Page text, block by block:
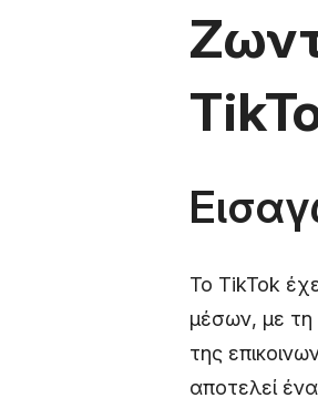
Το TikTok
μέσων, με τη
της
αποτελεί